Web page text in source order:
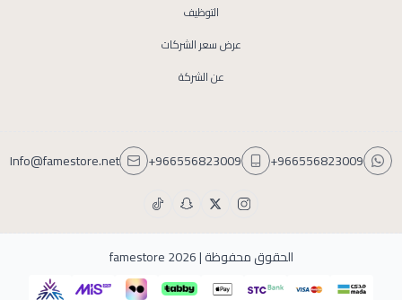
التوظيف
عرض سعر الشركات
عن الشركة
+966556823009
+966556823009
Info@famestore.net
الحقوق محفوظة | 2026 famestore